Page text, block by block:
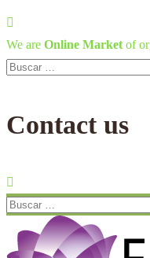
We are Online Market of
Buscar:
Contact us
Buscar: